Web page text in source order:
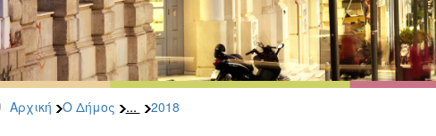
Αρχική Ο Δήμος ... 2018